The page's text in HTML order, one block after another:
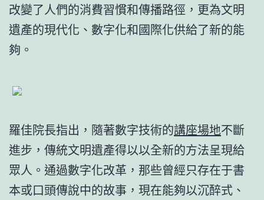
改變了人們的消費習慣和傳播路徑，更為文明
遺產的現代化、數字化和國際化供給了新的能
夠。
羅佳院長指出，隨著數字技術的講座場地不斷
進步，傳統文明遺產得以以全新的方法呈現給
眾人。通過數字化改革，那些曾經只存在于書
本或口頭傳說中的故事，現在能夠以沉醉式、